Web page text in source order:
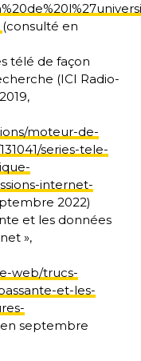
(consulté en
télé de façon
(ICI Radio-
moteur-de-
series-tele-
internet-
2022)
et les données
»,
web/trucs-
et-les-
septembre